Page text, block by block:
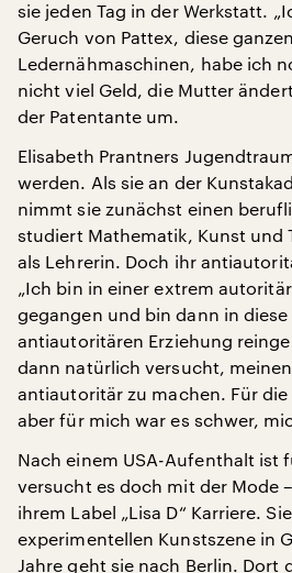
sie jeden Tag in der Werkstatt.
Geruch von Pattex, diese
Ledernähmaschinen, habe ich
nicht viel Geld, die Mutter
der Patentante um.
Elisabeth Prantners
werden. Als sie an der
nimmt sie zunächst einen
studiert Mathematik, Kunst und
als Lehrerin. Doch ihr
„Ich bin in einer extrem
gegangen und bin dann in
antiautoritären Erziehung
dann natürlich versucht,
antiautoritär zu machen. Für
aber für mich war es schwer,
Nach einem USA-Aufenthalt ist
versucht es doch mit der Mode
ihrem Label „Lisa D“ Karriere.
experimentellen Kunstszene in
Jahre geht sie nach Berlin. Dort